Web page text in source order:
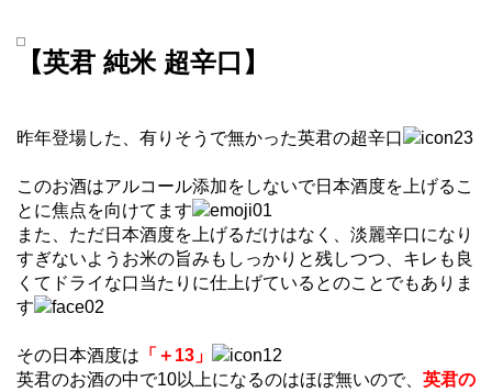
【英君 純米 超辛口】
昨年登場した、有りそうで無かった英君の超辛口
このお酒はアルコール添加をしないで日本酒度を上げるこ
とに焦点を向けてます
また、ただ日本酒度を上げるだけはなく、淡麗辛口になり
すぎないようお米の旨みもしっかりと残しつつ、キレも良
くてドライな口当たりに仕上げているとのことでもありま
す
その日本酒度は 「＋13」
英君のお酒の中で10以上になるのはほぼ無いので、 英君の